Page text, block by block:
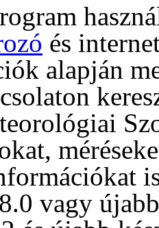
és
alapján
8.0 vagy